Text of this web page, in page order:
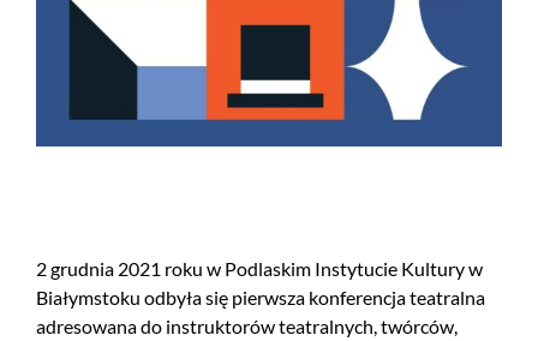
2 grudnia 2021 roku w Podlaskim Instytucie Kultury w
Białymstoku odbyła się pierwsza konferencja teatralna
adresowana do instruktorów teatralnych, twórców,